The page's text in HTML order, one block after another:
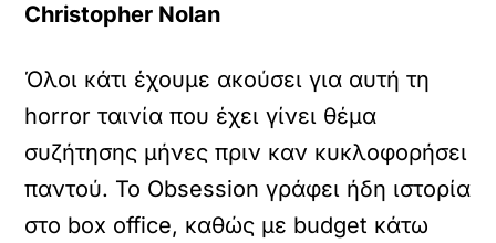
Christopher Nolan
Όλοι κάτι έχουμε ακούσει για αυτή τη
horror ταινία που έχει γίνει θέμα
συζήτησης μήνες πριν καν κυκλοφορήσει
παντού. Το Obsession γράφει ήδη ιστορία
στο box office, καθώς με budget κάτω